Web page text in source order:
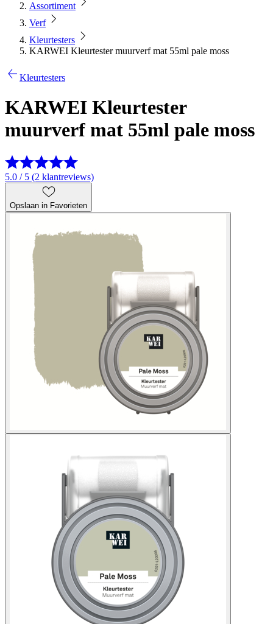
Assortiment
Verf
Kleurtesters
KARWEI Kleurtester muurverf mat 55ml pale moss
Kleurtesters
KARWEI Kleurtester
muurverf mat 55ml pale moss
5.0 / 5 (2 klantreviews)
Opslaan in Favorieten